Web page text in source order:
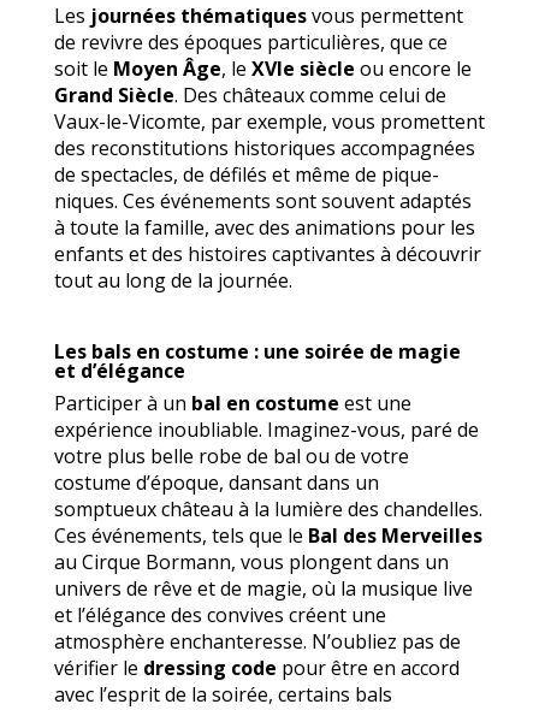
Les journées thématiquesvous permettent
de revivre des époques particulières, que ce
soit le Moyen Âge, le XVIe siècle ou encore le
Grand Siècle. Des châteaux comme celui de
Vaux-le-Vicomte, par exemple, vous promettent
des reconstitutions historiques accompagnées
de spectacles, de défilés et même de pique-
niques. Ces événements sont souvent adaptés
à toute la famille, avec des animations pour les
enfants et des histoires captivantes à découvrir
tout au long de la journée.
Les bals en costume : une soirée de magie
et d’élégance
Participer à un bal en costume est une
expérience inoubliable. Imaginez-vous, paré de
votre plus belle robe de bal ou de votre
costume d’époque, dansant dans un
somptueux château à la lumière des chandelles.
Ces événements, tels que le Bal des Merveilles
au Cirque Bormann, vous plongent dans un
univers de rêve et de magie, où la musique live
et l’élégance des convives créent une
atmosphère enchanteresse. N’oubliez pas de
vérifier le dressing code pour être en accord
avec l’esprit de la soirée, certains bals